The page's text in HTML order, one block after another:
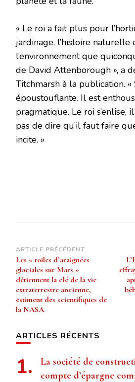
« Le roi a fait plus pour
jardinage, l’histoire naturelle
l’environnement que
de David Attenborough », a
Titchmarsh à la publication.
époustouflante. Il est
pragmatique. Le roi s’enlise,
pas de dire qu’il faut faire
incite. »
Navigation
d’article
ARTICLE PRÉCÉDENT
Les « toiles d’araignées
glaciales sur Mars »
détiennent la clé de la vie
extraterrestre ancienne,
estiment des scientifiques de
la NASA
ARTICLES RÉCENTS
La société de
compte d’épargne